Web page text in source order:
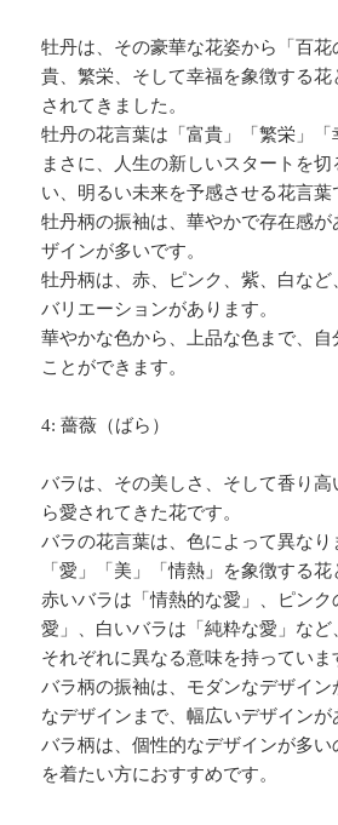
牡丹は、その豪華な花姿から「百花
貴、繁栄、そして幸福を象徴する
されてきました。
牡丹の花言葉は「富貴」「繁栄」「
まさに、人生の新しいスタートを
い、明るい未来を予感させる花言葉
牡丹柄の振袖は、華やかで存在感
ザインが多いです。
牡丹柄は、赤、ピンク、紫、白な
バリエーションがあります。
華やかな色から、上品な色まで、
ことができます。
4: 薔薇（ばら）
バラは、その美しさ、そして香り
ら愛されてきた花です。
バラの花言葉は、色によって異な
「愛」「美」「情熱」を象徴する花
赤いバラは「情熱的な愛」、ピンク
愛」、白いバラは「純粋な愛」など
それぞれに異なる意味を持っていま
バラ柄の振袖は、モダンなデザイン
なデザインまで、幅広いデザインが
バラ柄は、個性的なデザインが多
を着たい方におすすめです。